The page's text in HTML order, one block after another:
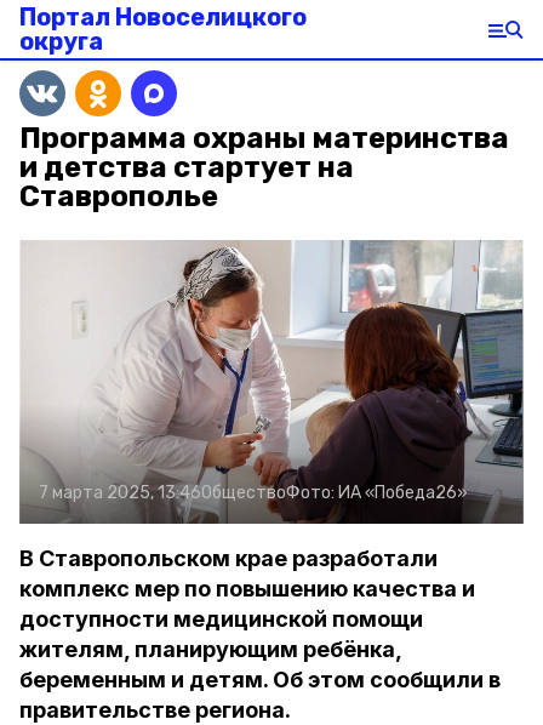
Портал Новоселицкого
округа
Программа охраны материнства
и детства стартует на
Ставрополье
7 марта 2025, 13:46ОбществоФото: ИА «Победа26»
В Ставропольском крае разработали
комплекс мер по повышению качества и
доступности медицинской помощи
жителям, планирующим ребёнка,
беременным и детям. Об этом сообщили в
правительстве региона.